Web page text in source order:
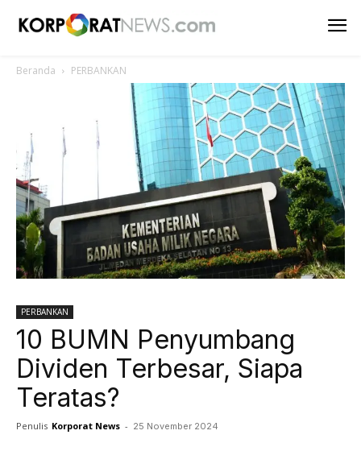
Beranda PERBANKAN
PERBANKAN
10 BUMN Penyumbang
Dividen Terbesar, Siapa
Teratas?
Penulis Korporat News - 25 November 2024